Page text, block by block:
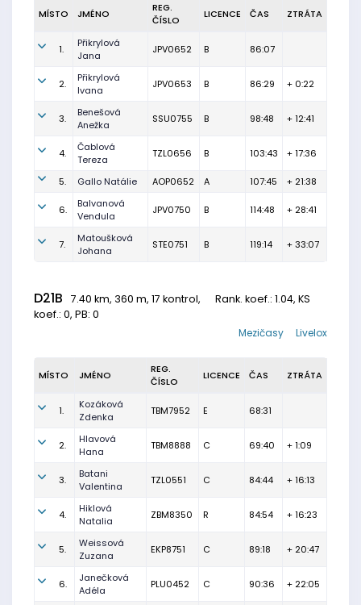
MÍSTO JMÉNO
REG.
ČÍSLO
LICENCE ČAS ZTRÁTA
1.
Přikrylová
Jana
JPV0652 B 86:07
2.
Přikrylová
Ivana
JPV0653 B 86:29 + 0:22
3.
Benešová
Anežka
SSU0755 B 98:48 + 12:41
4.
Čablová
Tereza
TZL0656 B 103:43 + 17:36
5. Gallo Natálie AOP0652 A 107:45 + 21:38
6.
Balvanová
Vendula
JPV0750 B 114:48 + 28:41
7.
Matoušková
Johana
STE0751 B 119:14 + 33:07
D21B 7.40 km, 360 m, 17 kontrol, Rank. koef.: 1.04, KS
koef.: 0, PB: 0
Livelox
Mezičasy
MÍSTO JMÉNO
REG.
ČÍSLO
LICENCE ČAS ZTRÁTA
1.
Kozáková
Zdenka
TBM7952 E 68:31
2.
Hlavová
Hana
TBM8888 C 69:40 + 1:09
3.
Batani
Valentina
TZL0551 C 84:44 + 16:13
4.
Hiklová
Natalia
ZBM8350 R 84:54 + 16:23
5.
Weissová
Zuzana
EKP8751 C 89:18 + 20:47
6.
Janečková
Adéla
PLU0452 C 90:36 + 22:05